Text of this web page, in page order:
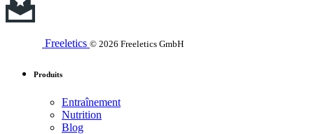
Freeletics © 2026 Freeletics GmbH
Produits
Entraînement
Nutrition
Blog